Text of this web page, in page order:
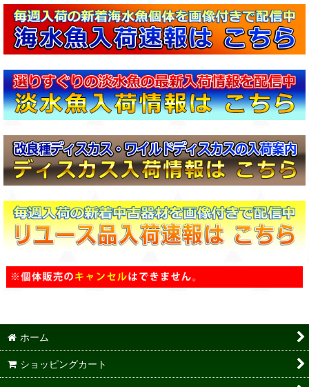
ホーム
ショッピングカート